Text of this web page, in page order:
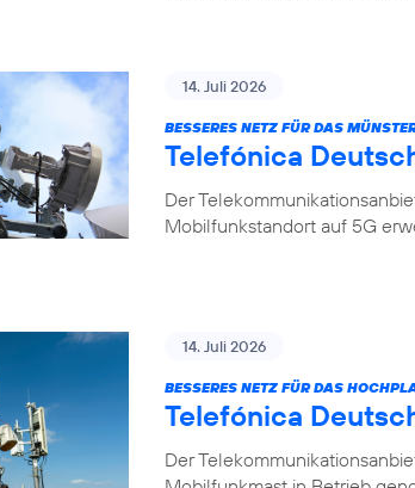
14. Juli 2026
BESSERES NETZ FÜR DAS
Telefónica
Der
Mobilfunkstandort auf 5G
14. Juli 2026
BESSERES NETZ FÜR DAS
Telefónica
Der